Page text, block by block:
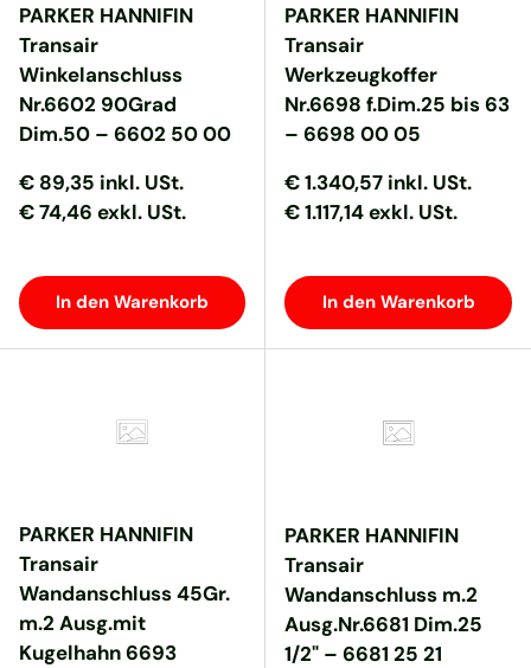
PARKER HANNIFIN
Transair
Winkelanschluss
Nr.6602 90Grad
Dim.50 – 6602 50 00
Normaler Preis
Normaler Preis
€ 89,35 inkl. USt.
€ 74,46 exkl. USt.
In den Warenkorb
PARKER HANNIFIN
Transair
Werkzeugkoffer
Nr.6698 f.Dim.25 bis 63
– 6698 00 05
Normaler Preis
Normaler Preis
€ 1.340,57 inkl. USt.
€ 1.117,14 exkl. USt.
In den Warenkorb
PARKER HANNIFIN
Transair
Wandanschluss 45Gr.
m.2 Ausg.mit
Kugelhahn 6693
PARKER HANNIFIN
Transair
Wandanschluss m.2
Ausg.Nr.6681 Dim.25
1/2" – 6681 25 21